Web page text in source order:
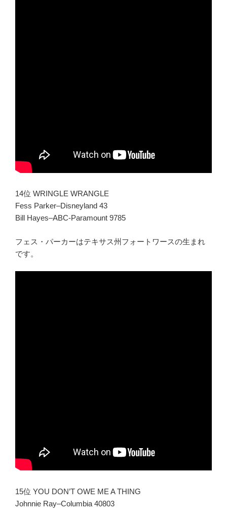
14位 WRINGLE WRANGLE
Fess Parker–Disneyland 43
Bill Hayes–ABC-Paramount 9785
フェス・パーカーはテキサス州フォートワースの生まれ
です。
15位 YOU DON’T OWE ME A THING
Johnnie Ray–Columbia 40803